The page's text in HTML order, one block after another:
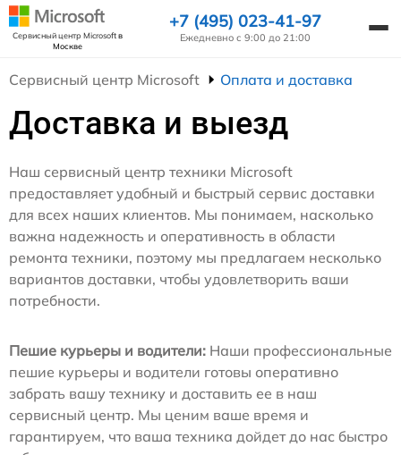
Сервисный центр Microsoftв
Москве
+7 (495) 023-41-97
Ежедневно с 9:00 до 21:00
Сервисный центр Microsoft Оплата и доставка
Доставка и выезд
Наш сервисный центр техники Microsoft
предоставляет удобный и быстрый сервис доставки
для всех наших клиентов. Мы понимаем, насколько
важна надежность и оперативность в области
ремонта техники, поэтому мы предлагаем несколько
вариантов доставки, чтобы удовлетворить ваши
потребности.
Пешие курьеры и водители: Наши профессиональные
пешие курьеры и водители готовы оперативно
забрать вашу технику и доставить ее в наш
сервисный центр. Мы ценим ваше время и
гарантируем, что ваша техника дойдет до нас быстро